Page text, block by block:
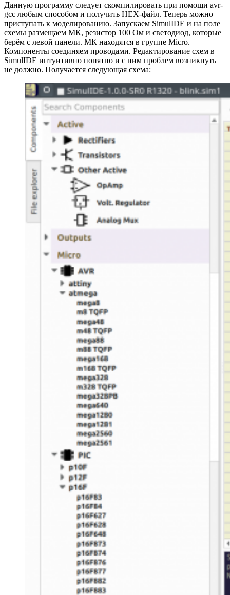
Данную программу следует скомпилировать при помощи avr-
gcc любым способом и получить HEX-файл. Теперь можно
приступать к моделированию. Запускаем SimulIDE и на поле
схемы размещаем МК, резистор 100 Ом и светодиод, которые
берём с левой панели. МК находятся в группе Micro.
Компоненты соединяем проводами. Редактирование схем в
SimulIDE интуитивно понятно и с ним проблем возникнуть
не должно. Получается следующая схема: